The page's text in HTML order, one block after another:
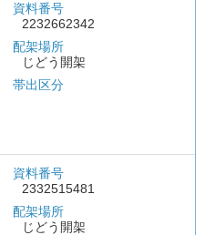
資料番号
2232662342
配架場所
じどう開架
帯出区分
資料番号
2332515481
配架場所
じどう開架